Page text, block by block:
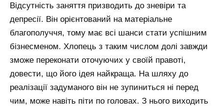
Відсутність заняття призводить до зневіри та
депресії. Він орієнтований на матеріальне
благополуччя, тому має всі шанси стати успішним
бізнесменом. Хлопець з таким числом долі завжди
зможе переконати оточуючих у своїй правоті,
довести, що його ідея найкраща. На шляху до
реалізації задуманого він не зупиниться ні перед
чим, може навіть піти по головах. З нього виходить